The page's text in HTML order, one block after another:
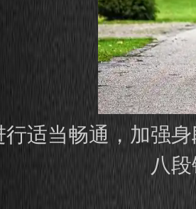
行适当畅通，加强
八